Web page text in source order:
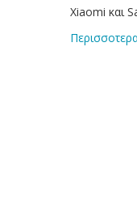
Xiaomi και